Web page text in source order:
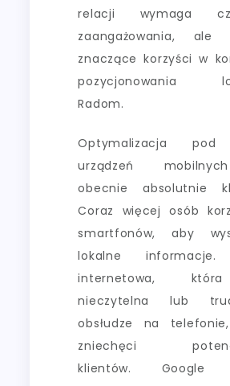
relacji wymaga
zaangażowania, ale
znaczące korzyści w
pozycjonowania
Radom.
Optymalizacja pod
urządzeń
obecnie absolutnie
Coraz więcej osób
smartfonów, aby
lokalne informacje.
internetowa,
nieczytelna lub
obsłudze na
zniechęci
klientów. Google